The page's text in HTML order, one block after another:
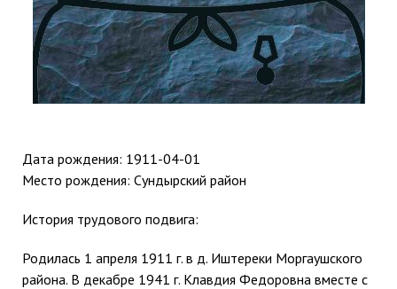
Дата рождения: 1911-04-01
Место рождения: Сундырский район
История трудового подвига:
Родилась 1 апреля 1911 г. в д. Иштереки Моргаушского
района. В декабре 1941 г. Клавдия Федоровна вместе с